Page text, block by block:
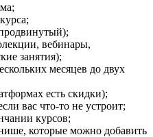
вебинары,
занятия);
месяцев до двух
есть скидки);
вас что-то не устроит;
курсов;
которые можно добавить